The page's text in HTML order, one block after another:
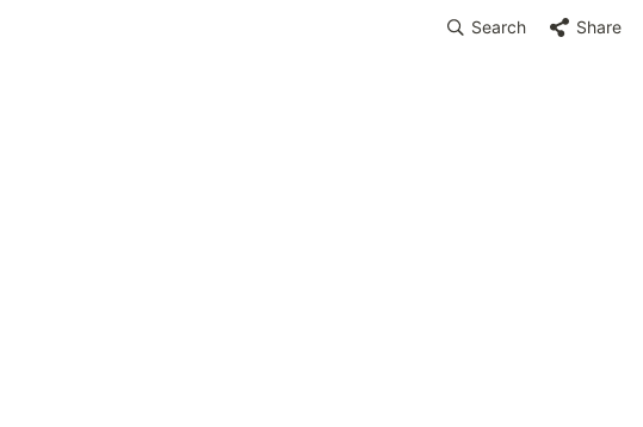
Search Share